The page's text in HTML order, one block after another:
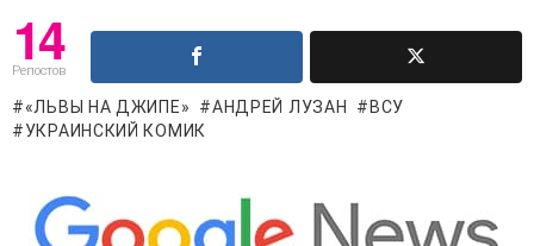
14
Репостов
«ЛЬВЫ НА ДЖИПЕ» АНДРЕЙ ЛУЗАН
ВСУ
УКРАИНСКИЙ КОМИК